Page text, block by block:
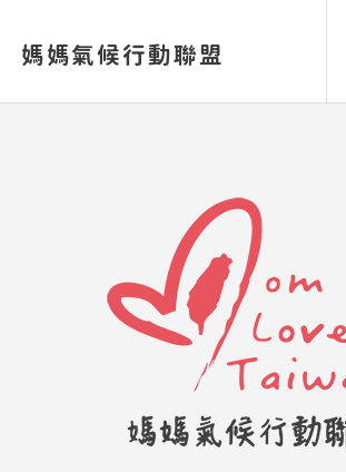
媽媽氣候行動聯盟